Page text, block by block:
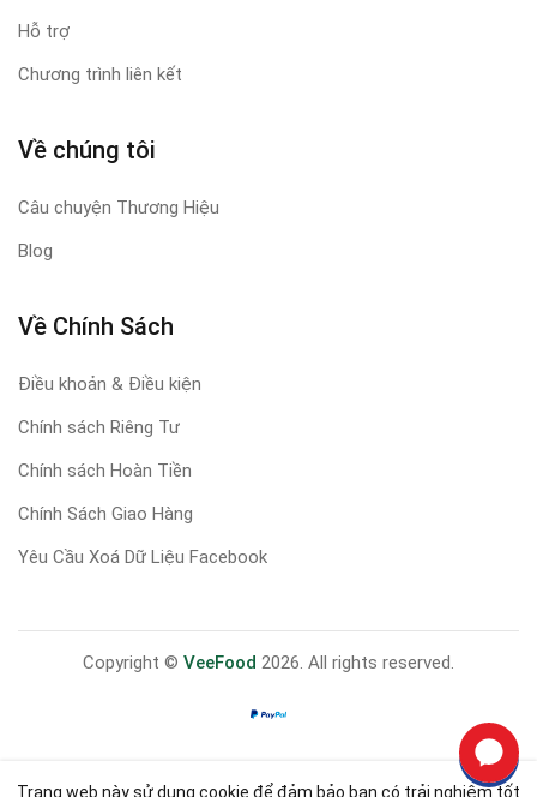
Hỗ trợ
Chương trình liên kết
Về chúng tôi
Câu chuyện Thương Hiệu
Blog
Về Chính Sách
Điều khoản & Điều kiện
Chính sách Riêng Tư
Chính sách Hoàn Tiền
Chính Sách Giao Hàng
Yêu Cầu Xoá Dữ Liệu Facebook
Copyright © VeeFood 2026. All rights reserved.
Trang web này sử dụng cookie để đảm bảo bạn có trải nghiệm tốt